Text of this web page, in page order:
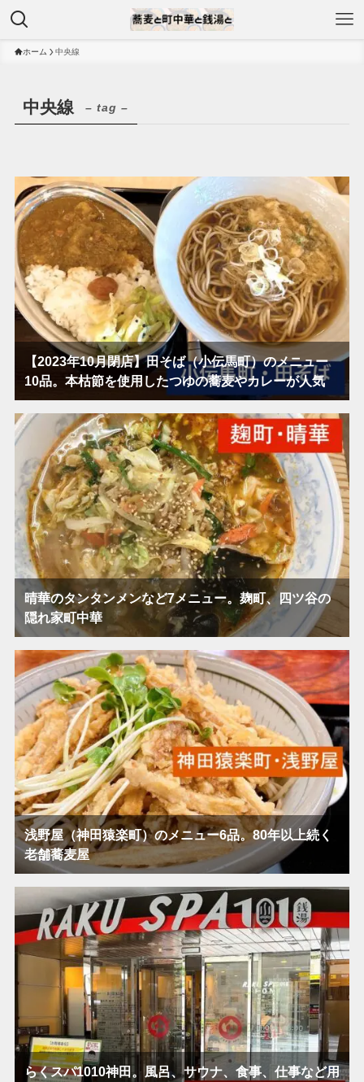
ホーム 中央線
中央線 – tag –
【2023年10月閉店】田そば（小伝馬町）のメニュー
10品。本枯節を使用したつゆの蕎麦やカレーが人気
晴華のタンタンメンなど7メニュー。麹町、四ツ谷の
隠れ家町中華
浅野屋（神田猿楽町）のメニュー6品。80年以上続く
老舗蕎麦屋
らくスパ1010神田。風呂、サウナ、食事、仕事など用